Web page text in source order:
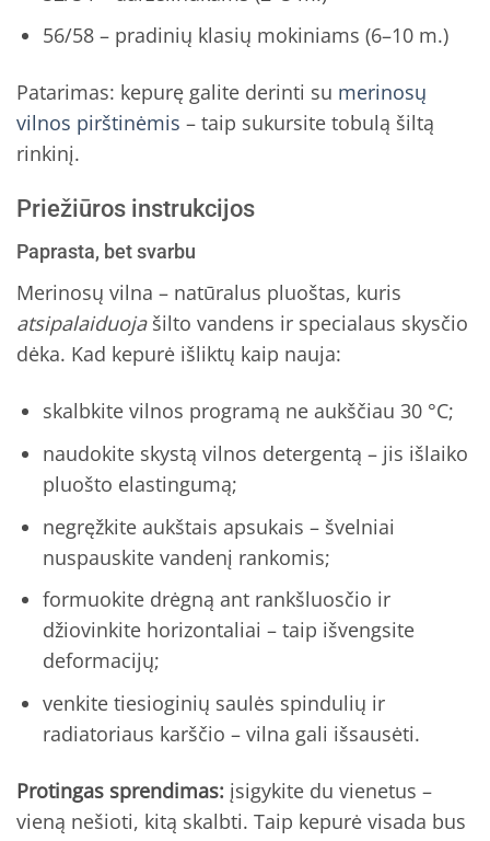
56/58 – pradinių klasių mokiniams (6–10 m.)
Patarimas: kepurę galite derinti su merinosų
vilnos pirštinėmis – taip sukursite tobulą šiltą
rinkinį.
Priežiūros instrukcijos
Paprasta, bet svarbu
Merinosų vilna – natūralus pluoštas, kuris
atsipalaiduojašilto vandens ir specialaus skysčio
dėka. Kad kepurė išliktų kaip nauja:
skalbkite vilnos programą ne aukščiau 30 °C;
naudokite skystą vilnos detergentą – jis išlaiko
pluošto elastingumą;
negręžkite aukštais apsukais – švelniai
nuspauskite vandenį rankomis;
formuokite drėgną ant rankšluosčio ir
džiovinkite horizontaliai – taip išvengsite
deformacijų;
venkite tiesioginių saulės spindulių ir
radiatoriaus karščio – vilna gali išsausėti.
Protingas sprendimas: įsigykite du vienetus –
vieną nešioti, kitą skalbti. Taip kepurė visada bus